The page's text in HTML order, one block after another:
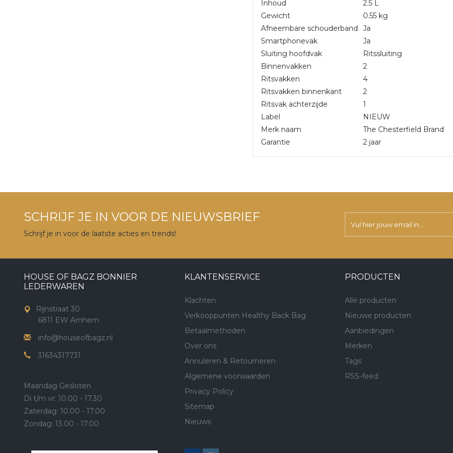
Inhoud
2.5 L
Gewicht
0.55 kg
Afneembare schouderband
Ja
Smartphonevak
Ja
Sluiting hoofdvak
Ritssluiting
Binnenvakken
2
Ritsvakken
4
Ritsvakken binnenkant
2
Ritsvak achterzijde
1
Label
NIEUW
Merk naam
The Chesterfield Brand
Garantie
2 jaar
SCHRIJF JE IN VOOR DE NIEUWSBRIEF
Schrijf je in voor de laatste acties en trends!
HOUSE OF BAGZ BONNIER
LEDERWAREN
Rijnstraat 30
6811 EW Arnhem
info@houseofbagz.nl
31634317731
Maandag Gesloten
Di t/m vr: 10.00 - 17.30
Zaterdag: 10.00 - 17.00
Zondag: 13.00 - 17.00
KLANTENSERVICE
Klachten
Verkooppunten Healthy Back Bag
Betaalmethoden
Over ons
Annuleren & Retourneren
Algemene voorwaarden
Privacy Policy
Sitemap
Nieuws
PRODUCTEN
Alle producten
Nieuwe producten
Aanbiedingen
Merken
Tags
RSS-feed